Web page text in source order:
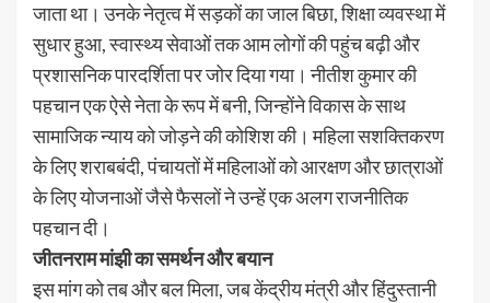
जाता था। उनके नेतृत्व में सड़कों का जाल बिछा, शिक्षा व्यवस्था में
सुधार हुआ, स्वास्थ्य सेवाओं तक आम लोगों की पहुंच बढ़ी और
प्रशासनिक पारदर्शिता पर जोर दिया गया। नीतीश कुमार की
पहचान एक ऐसे नेता के रूप में बनी, जिन्होंने विकास के साथ
सामाजिक न्याय को जोड़ने की कोशिश की। महिला सशक्तिकरण
के लिए शराबबंदी, पंचायतों में महिलाओं को आरक्षण और छात्राओं
के लिए योजनाओं जैसे फैसलों ने उन्हें एक अलग राजनीतिक
पहचान दी।
जीतनराम मांझी का समर्थन और बयान
इस मांग को तब और बल मिला, जब केंद्रीय मंत्री और हिंदुस्तानी